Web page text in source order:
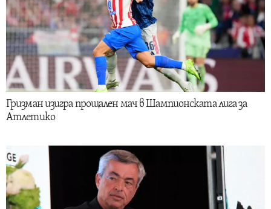
Гризман изигра прощален мач в Шампионската лига за
Атлетико